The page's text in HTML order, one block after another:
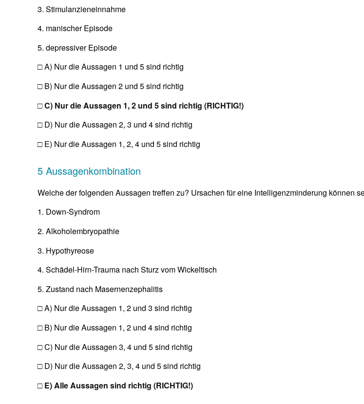
3. Stimulanzieneinnahme
4. manischer Episode
5. depressiver Episode
□ A) Nur die Aussagen 1 und 5 sind richtig
□ B) Nur die Aussagen 2 und 5 sind richtig
□ C) Nur die Aussagen 1, 2 und 5 sind richtig (RICHTIG!)
□ D) Nur die Aussagen 2, 3 und 4 sind richtig
□ E) Nur die Aussagen 1, 2, 4 und 5 sind richtig
5 Aussagenkombination
Welche der folgenden Aussagen treffen zu? Ursachen für eine Intelligenzminderung können
1. Down-Syndrom
2. Alkoholembryopathie
3. Hypothyreose
4. Schädel-Hirn-Trauma nach Sturz vom Wickeltisch
5. Zustand nach Masernenzephalitis
□ A) Nur die Aussagen 1, 2 und 3 sind richtig
□ B) Nur die Aussagen 1, 2 und 4 sind richtig
□ C) Nur die Aussagen 3, 4 und 5 sind richtig
□ D) Nur die Aussagen 2, 3, 4 und 5 sind richtig
□ E) Alle Aussagen sind richtig (RICHTIG!)